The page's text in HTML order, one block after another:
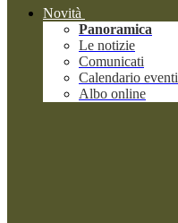
Novità
Panoramica
Le notizie
Comunicati
Calendario eventi
Albo online